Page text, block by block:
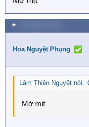
★
Hoa Nguyệt Phụng
Lâm Thiên Nguyệt nói:
Mờ mịt